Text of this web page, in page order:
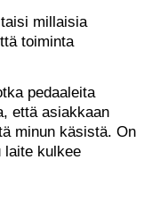
millaisia
toiminta
pedaaleita
että asiakkaan
minun käsistä. On
laite kulkee